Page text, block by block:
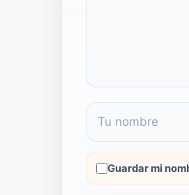
Guardar mi